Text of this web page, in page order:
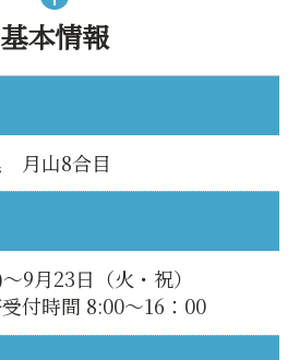
基本情報
月山8合目
9月23日（火・祝）
付時間 8:00～16：00